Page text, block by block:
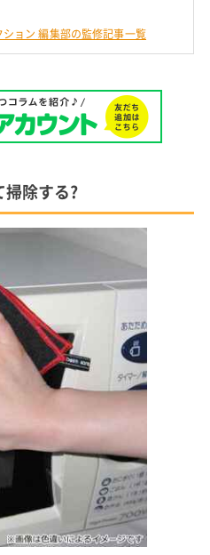
ション 編集部の監修記事一覧
除する?